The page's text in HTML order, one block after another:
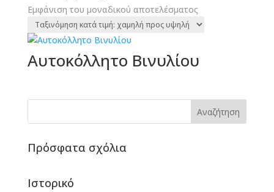
Εμφάνιση του μοναδικού αποτελέσματος
Αυτοκόλλητο Βινυλίου
Πρόσφατα σχόλια
Ιστορικό